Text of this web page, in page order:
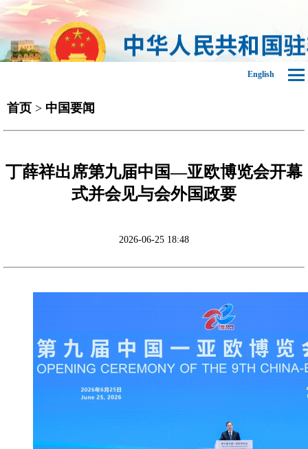
English
首页 > 中国要闻
丁薛祥出席第九届中国—亚欧博览会开幕
式并会见与会外国政要
2026-06-25 18:48